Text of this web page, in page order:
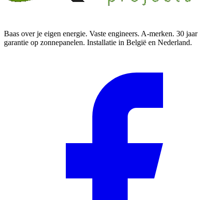
Baas over je eigen energie. Vaste engineers. A-merken. 30 jaar
garantie op zonnepanelen. Installatie in België en Nederland.